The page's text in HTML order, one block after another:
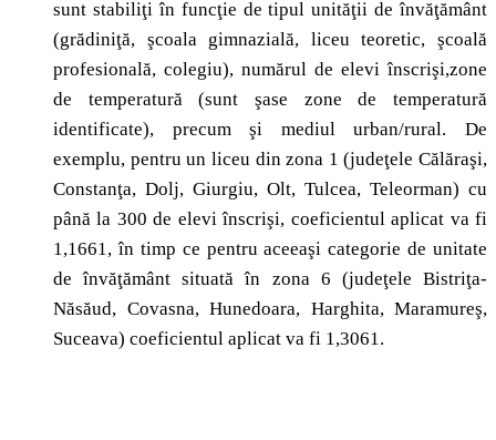
sunt stabiliţi în funcţie de tipul unităţii de învăţământ
(grădiniţă, şcoala gimnazială, liceu teoretic, şcoală
profesională, colegiu), numărul de elevi înscrişi,zone
de temperatură (sunt şase zone de temperatură
identificate), precum şi mediul urban/rural. De
exemplu, pentru un liceu din zona 1 (judeţele Călăraşi,
Constanţa, Dolj, Giurgiu, Olt, Tulcea, Teleorman) cu
până la 300 de elevi înscrişi, coeficientul aplicat va fi
1,1661, în timp ce pentru aceeaşi categorie de unitate
de învăţământ situată în zona 6 (judeţele Bistriţa-
Năsăud, Covasna, Hunedoara, Harghita, Maramureş,
Suceava) coeficientul aplicat va fi 1,3061.